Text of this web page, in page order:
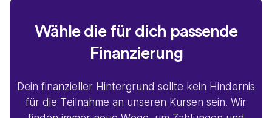
Wähle die für dich passende
Finanzierung
Dein finanzieller Hintergrund sollte kein Hindernis
für die Teilnahme an unseren Kursen sein. Wir